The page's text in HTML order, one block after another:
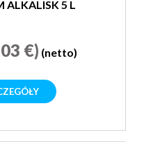
ALKALISK 5 L
€) (netto)